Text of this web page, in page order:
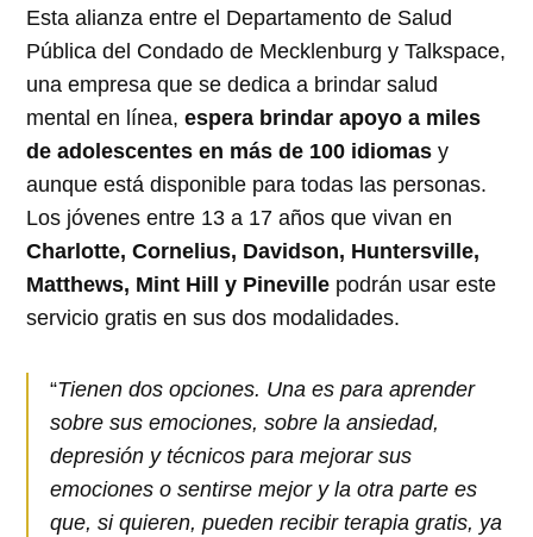
Esta alianza entre el Departamento de Salud
Pública del Condado de Mecklenburg y Talkspace,
una empresa que se dedica a brindar salud
mental en línea,espera brindar apoyo a miles
de adolescentes en más de 100 idiomas y
aunque está disponible para todas las personas.
Los jóvenes entre 13 a 17 años que vivan en
Charlotte, Cornelius, Davidson, Huntersville,
Matthews, Mint Hill y Pineville podrán usar este
servicio gratis en sus dos modalidades.
“Tienen dos opciones. Una es para aprender
sobre sus emociones, sobre la ansiedad,
depresión y técnicos para mejorar sus
emociones o sentirse mejor y la otra parte es
que, si quieren, pueden recibir terapia gratis, ya